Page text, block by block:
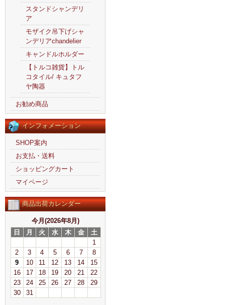
スタンドシャンデリ
ア
モザイク吊下げシャ
ンデリアchandelier
キャンドルホルダー
【トルコ雑貨】トル
コタイル/ キュタフ
ヤ陶器
お勧め商品
インフォメーション
SHOP案内
お支払・送料
ショッピングカート
マイページ
商品出荷カレンダー
今月(2026年8月)
日
月 火 水 木 金
土
1
2
3 4 5 6 7
8
9
10 11 12 13 14
15
16
17 18 19 20 21
22
23
24 25 26 27 28
29
30
31